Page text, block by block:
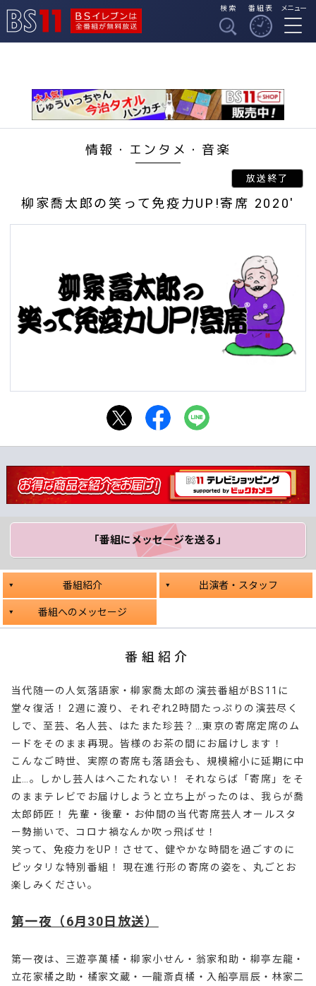
BSイレブンは全番組
検索 番組表 メニュー
情報・エンタメ・音楽
柳家喬太郎の笑って免疫力UP!寄席 2020'
「番組にメッセージを送る」
番組紹介 出演者・スタッフ
番組へのメッセージ
番組紹介
当代随一の人気落語家・柳家喬太郎の演芸番組がBS11に
堂々復活！ 2週に渡り、それぞれ2時間たっぷりの演芸尽く
しで、至芸、名人芸、はたまた珍芸？…東京の寄席定席のム
ードをそのまま再現。皆様のお茶の間にお届けします！
こんなご時世、実際の寄席も落語会も、規模縮小に延期に中
止…。しかし芸人はへこたれない！ それならば「寄席」をそ
のままテレビでお届けしようと立ち上がったのは、我らが喬
太郎師匠！ 先輩・後輩・お仲間の当代寄席芸人オールスタ
ー勢揃いで、コロナ禍なんか吹っ飛ばせ！
笑って、免疫力をUP！させて、健やかな時間を過ごすのに
ピッタリな特別番組！ 現在進行形の寄席の姿を、丸ごとお
楽しみください。
第一夜（6月30日放送）
第一夜は、三遊亭萬橘・柳家小せん・翁家和助・柳亭左龍・
立花家橘之助・橘家文蔵・一龍斎貞橘・ 入船亭扇辰・林家二